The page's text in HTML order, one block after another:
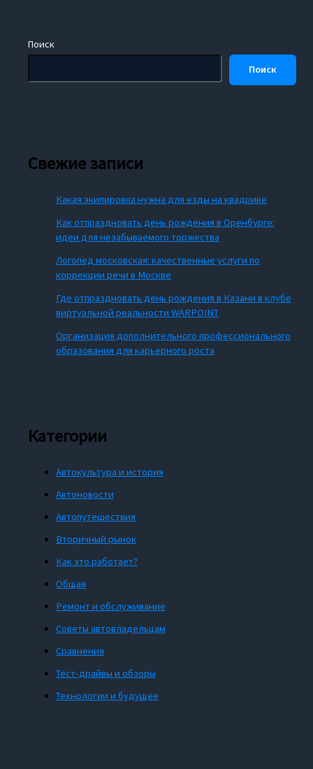
Поиск
Поиск
Свежие записи
Какая экипировка нужна для езды на квадрике
Как отпраздновать день рождения в Оренбурге:
идеи для незабываемого торжества
Логопед московская: качественные услуги по
коррекции речи в Москве
Где отпраздновать день рождения в Казани в клубе
виртуальной реальности WARPOINT
Организация дополнительного профессионального
образования для карьерного роста
Категории
Автокультура и история
Автоновости
Автопутешествия
Вторичный рынок
Как это работает?
Общая
Ремонт и обслуживание
Советы автовладельцам
Сравнения
Тест-драйвы и обзоры
Технологии и будущее